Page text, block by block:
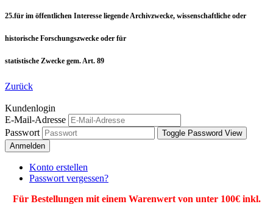
25.für im öffentlichen Interesse liegende Archivzwecke, wissenschaftliche oder
historische Forschungszwecke oder für
statistische Zwecke gem. Art. 89
Zurück
Kundenlogin
E-Mail-Adresse
Passwort
Toggle Password View
Anmelden
Konto erstellen
Passwort vergessen?
Für Bestellungen mit einem Warenwert von unter 100€ inkl.